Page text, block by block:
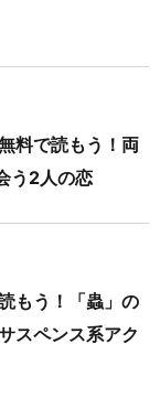
料で読もう！両
う2人の恋
もう！「蟲」の
スペンス系アク